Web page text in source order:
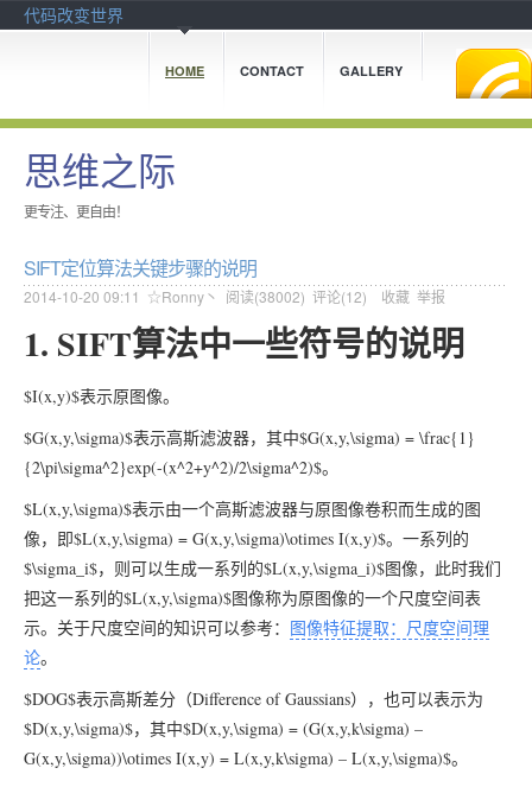
代码改变世界
HOME CONTACT GALLERY
思维之际
更专注、更自由！
SIFT定位算法关键步骤的说明
2014-10-20 09:11 ☆Ronny丶 阅读(38002) 评论(12) 收藏 举报
1. SIFT算法中一些符号的说明
$I(x,y)$表示原图像。
$G(x,y,\sigma)$表示高斯滤波器，其中$G(x,y,\sigma) = \frac{1}
{2\pi\sigma^2}exp(-(x^2+y^2)/2\sigma^2)$。
$L(x,y,\sigma)$表示由一个高斯滤波器与原图像卷积而生成的图
像，即$L(x,y,\sigma) = G(x,y,\sigma)\otimes I(x,y)$。一系列的
$\sigma_i$，则可以生成一系列的$L(x,y,\sigma_i)$图像，此时我们
把这一系列的$L(x,y,\sigma)$图像称为原图像的一个尺度空间表
示。关于尺度空间的知识可以参考： 图像特征提取：尺度空间理
论。
$DOG$表示高斯差分（Difference of Gaussians），也可以表示为
$D(x,y,\sigma)$，其中$D(x,y,\sigma) = (G(x,y,k\sigma) –
G(x,y,\sigma))\otimes I(x,y) = L(x,y,k\sigma) – L(x,y,\sigma)$。